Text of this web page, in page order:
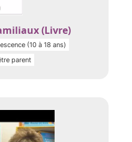
(Livre)
(10 à 18 ans)
parent